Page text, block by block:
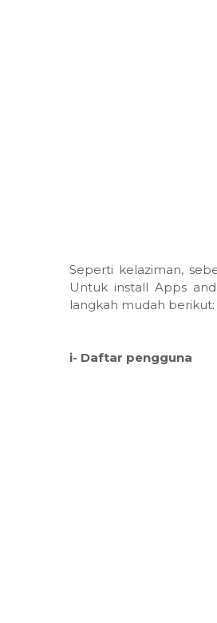
Seperti kelaziman,
Untuk install Apps
langkah mudah berikut:
i- Daftar pengguna